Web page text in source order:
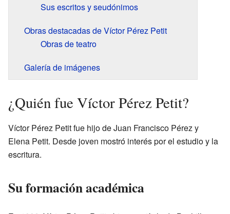
Sus escritos y seudónimos
Obras destacadas de Víctor Pérez Petit
Obras de teatro
Galería de imágenes
¿Quién fue Víctor Pérez Petit?
Víctor Pérez Petit fue hijo de Juan Francisco Pérez y
Elena Petit. Desde joven mostró interés por el estudio y la
escritura.
Su formación académica